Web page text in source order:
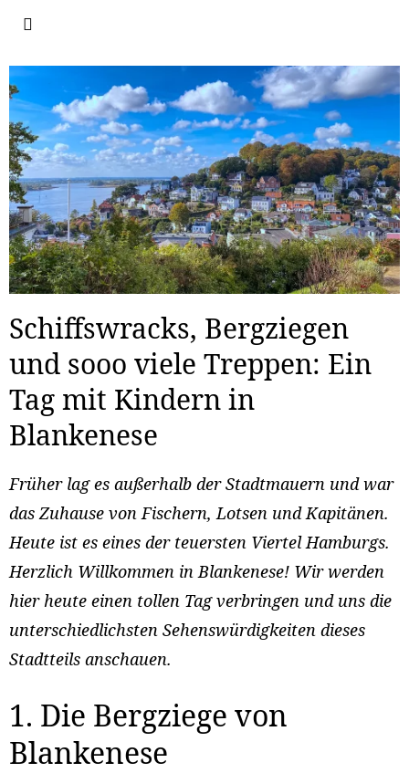
Schiffswracks, Bergziegen
und sooo viele Treppen: Ein
Tag mit Kindern in
Blankenese
Früher lag es außerhalb der Stadtmauern und war
das Zuhause von Fischern, Lotsen und Kapitänen.
Heute ist es eines der teuersten Viertel Hamburgs.
Herzlich Willkommen in Blankenese! Wir werden
hier heute einen tollen Tag verbringen und uns die
unterschiedlichsten Sehenswürdigkeiten dieses
Stadtteils anschauen.
1. Die Bergziege von
Blankenese